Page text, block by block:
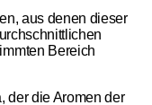
aus denen dieser
Bereich
der die Aromen der